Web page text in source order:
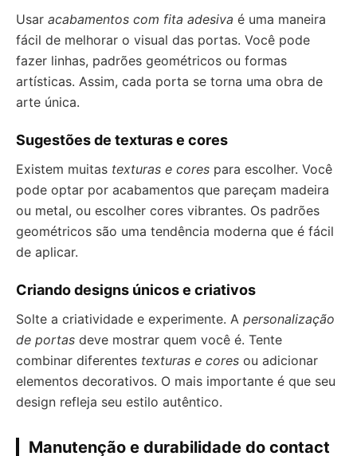
Usar acabamentos com fita adesiva é uma maneira
fácil de melhorar o visual das portas. Você pode
fazer linhas, padrões geométricos ou formas
artísticas. Assim, cada porta se torna uma obra de
arte única.
Sugestões de texturas e cores
Existem muitas texturas e cores para escolher. Você
pode optar por acabamentos que pareçam madeira
ou metal, ou escolher cores vibrantes. Os padrões
geométricos são uma tendência moderna que é fácil
de aplicar.
Criando designs únicos e criativos
Solte a criatividade e experimente. A personalização
de portas deve mostrar quem você é. Tente
combinar diferentes texturas e cores ou adicionar
elementos decorativos. O mais importante é que seu
design refleja seu estilo autêntico.
Manutenção e durabilidade do contact